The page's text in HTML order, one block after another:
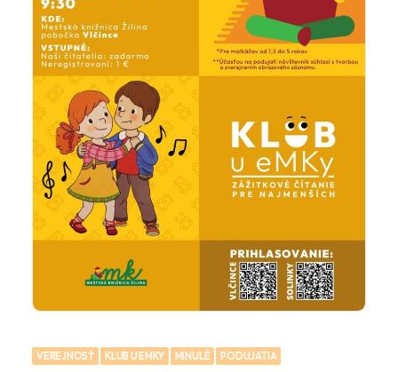
VEREJNOSŤ KLUB U EMKY MINULÉ PODUJATIA